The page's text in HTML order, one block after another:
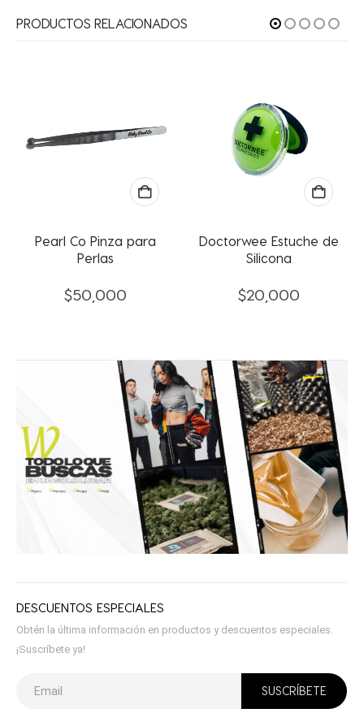
PRODUCTOS RELACIONADOS
Pearl Co Pinza para
Perlas
$50,000
Doctorwee Estuche de
Silicona
$20,000
DESCUENTOS ESPECIALES
Obtén la última información en productos y descuentos especiales.
¡Suscríbete ya!